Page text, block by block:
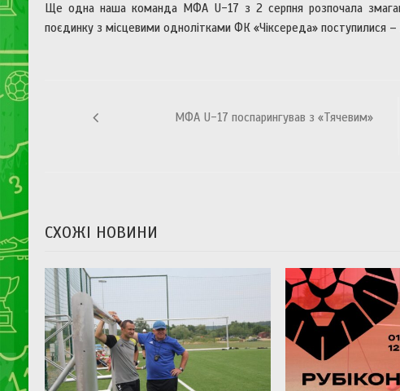
Ще одна наша команда МФА U-17 з 2 серпня розпочала
поєдинку з місцевими однолітками ФК «Чіксереда» поступилися –
записів
МФА U-17 поспарингував з «Тячевим»
СХОЖІ НОВИНИ